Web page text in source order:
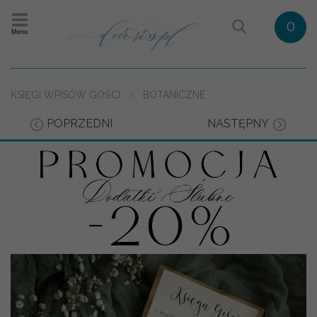
Menu 0
KSIĘGI WPISÓW GOŚCI BOTANICZNE
POPRZEDNI NASTĘPNY